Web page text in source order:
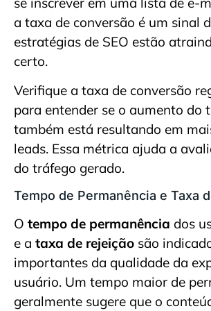
a taxa de conversão é um sinal
estratégias de SEO estão
certo.
Verifique a taxa de conversão
para entender se o aumento do
também está resultando em
leads. Essa métrica ajuda a
do tráfego gerado.
Tempo de Permanência e Taxa
O tempo de permanência dos
e a taxa de rejeição são
importantes da qualidade da
usuário. Um tempo maior de
geralmente sugere que o